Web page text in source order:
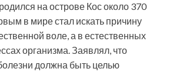
на острове Кос около 370
в мире стал искать причину
воле, а в естественных
организма. Заявлял, что
должна быть целью